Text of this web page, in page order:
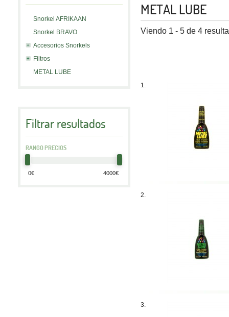
Snorkel AFRIKAAN
Snorkel BRAVO
Accesorios Snorkels
Filtros
METAL LUBE
Filtrar resultados
RANGO PRECIOS
METAL LUBE
Viendo 1 - 5 de 4
1.
2.
3.